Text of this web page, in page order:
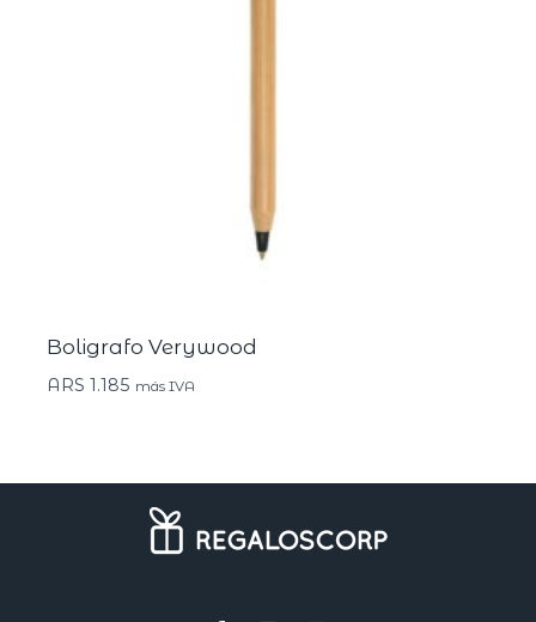
Boligrafo Verywood
ARS 1.185 más IVA